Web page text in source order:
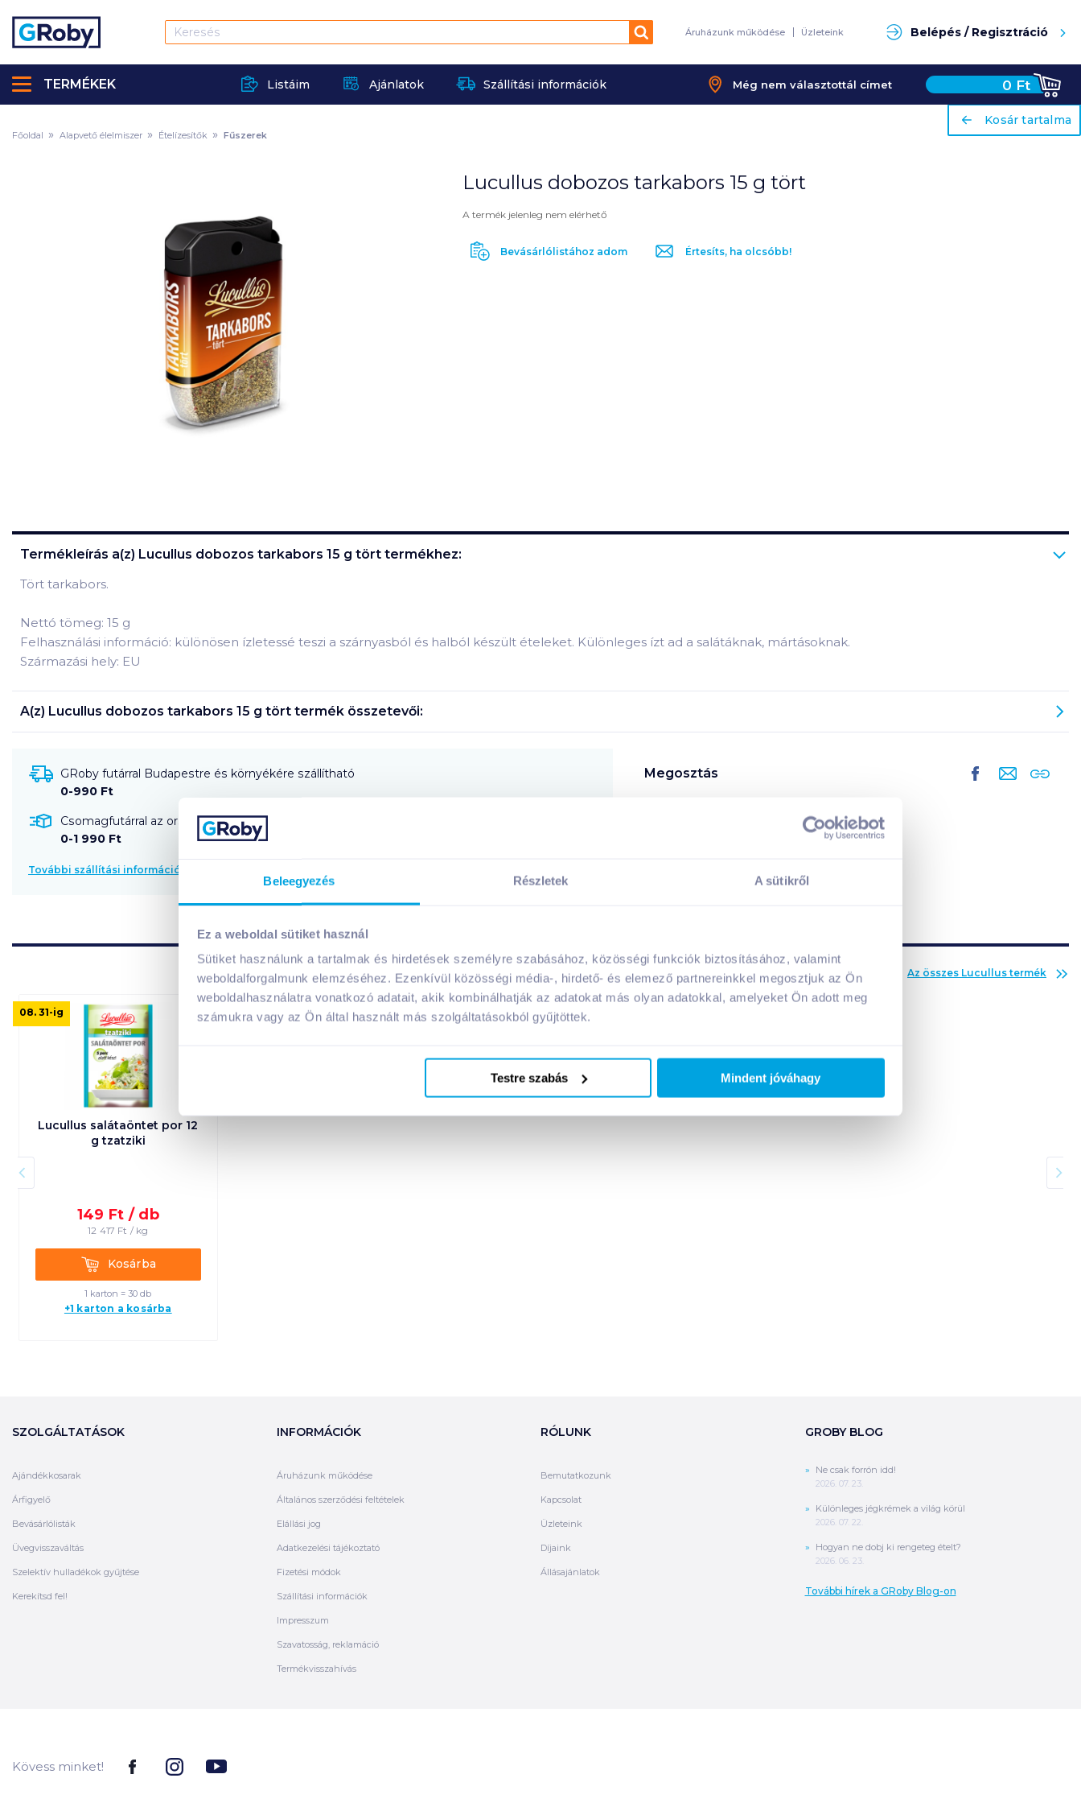
Beleegyezés Részletek A sütikről
Ez a weboldal sütiket használ
Sütiket használunk a tartalmak és hirdetések személyre szabásához, közösségi funkciók biztosításához, valamint
weboldalforgalmunk elemzéséhez. Ezenkívül közösségi média-, hirdető- és elemező partnereinkkel megosztjuk az Ön
weboldalhasználatra vonatkozó adatait, akik kombinálhatják az adatokat más olyan adatokkal, amelyeket Ön adott meg
számukra vagy az Ön által használt más szolgáltatásokból gyűjtöttek.
Testre szabás Mindent jóváhagy
Keresés Áruházunk működése Üzleteink Belépés / Regisztráció
Listáim Ajánlatok Szállítási információk Még nem választottál címet 0 Ft
TERMÉKEK
ariaLabel
Kosár tartalma
A kosarad jelenleg üres.
Főoldal Alapvető élelmiszer Ételízesítők Fűszerek
Lucullus dobozos tarkabors 15 g tört
A termék jelenleg nem elérhető
Bevásárlólistához adom Értesíts, ha olcsóbb!
Termékleírás a(z) Lucullus dobozos tarkabors 15 g tört termékhez:
Tört tarkabors.
Nettó tömeg: 15 g
Felhasználási információ: különösen ízletessé teszi a szárnyasból és halból készült ételeket. Különleges ízt ad a salátáknak, mártásoknak.
Származási hely: EU
A(z) Lucullus dobozos tarkabors 15 g tört termék összetevői:
GRoby futárral Budapestre és környékére szállítható
0-990 Ft
Csomagfutárral az ország egész területére szállítható!
0-1 990 Ft
További szállítási információk
Megosztás
Az összes Lucullus termék
Lucullus salátaöntet por 12
g tzatziki
149 Ft / db
12 417 Ft / kg
KosárbaKosárba
1 karton = 30 db
+1 karton a kosárba
08. 31-ig
SZOLGÁLTATÁSOK
Ajándékkosarak
Árfigyelő
Bevásárlólisták
Üvegvisszaváltás
Szelektív hulladékok gyűjtése
Kerekítsd fel!
INFORMÁCIÓK
Áruházunk működése
Általános szerződési feltételek
Elállási jog
Adatkezelési tájékoztató
Fizetési módok
Szállítási információk
Impresszum
Szavatosság, reklamáció
Termékvisszahívás
RÓLUNK
Bemutatkozunk
Kapcsolat
Üzleteink
Díjaink
Állásajánlatok
GROBY BLOG
Ne csak forrón idd!
2026. 07. 23.
Különleges jégkrémek a világ körül
2026. 07. 22.
Hogyan ne dobj ki rengeteg ételt?
2026. 06. 23.
További hírek a GRoby Blog-on
Kövess minket!